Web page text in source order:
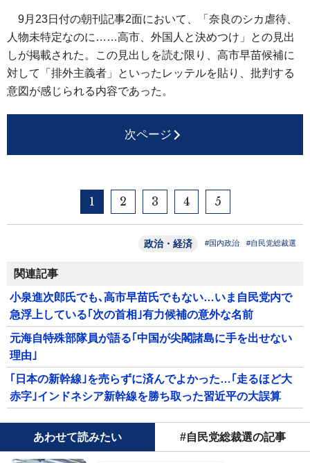
9月23日付の朝刊記事2面において、「奈良のシカ虐待、
人物未特定なのに……高市、外国人と決めつけ」との見出
しが掲載された。この見出しを読む限り、高市早苗候補に
対して「排外主義者」といったレッテルを貼り、批判する
意図が感じられる内容であった。
次ページ
1 2 3 4 5
政治・経済 #国内政治 #自民党総裁選
関連記事
小泉進次郎氏でも､高市早苗氏でもない…いま自民党内で
急浮上している｢次の首相｣有力候補の意外な名前
元海自特殊部隊員が語る｢中国が尖閣諸島に手を出せない
理由｣
｢日本の新幹線｣を売らずに済んでよかった…｢走るほど大
赤字｣インドネシア新幹線を勝ち取った習近平の大誤算
あわせて読みたい #自民党総裁選の記事